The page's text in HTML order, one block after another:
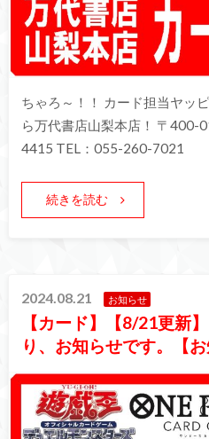
ちゃろ～！！ カード担当ヤッ
ら万代書店山梨本店！ 〒400-
4415 TEL：055-260-7021
続きを読む
2024.08.21 お知らせ
【カード】【8/21更新
り、お知らせです。【お